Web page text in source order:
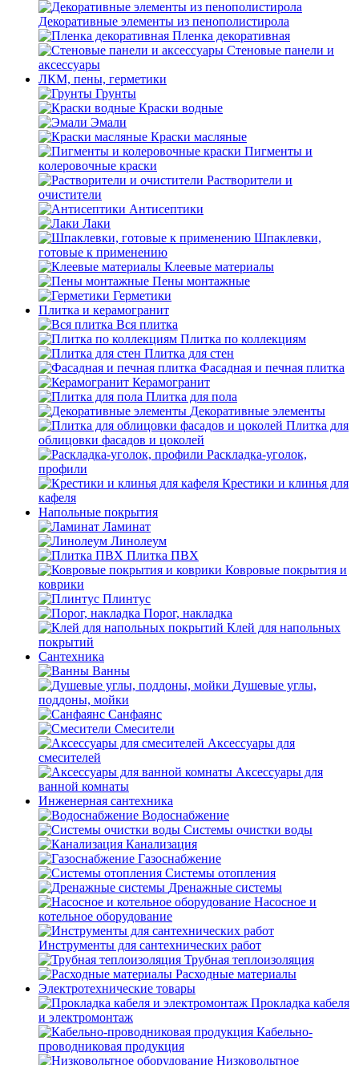
Декоративные элементы из пенополистирола
Пленка декоративная
Стеновые панели и
аксессуары
ЛКМ, пены, герметики
Грунты
Краски водные
Эмали
Краски масляные
Пигменты и
колеровочные краски
Растворители и
очистители
Антисептики
Лаки
Шпаклевки,
готовые к применению
Клеевые материалы
Пены монтажные
Герметики
Плитка и керамогранит
Вся плитка
Плитка по коллекциям
Плитка для стен
Фасадная и печная плитка
Керамогранит
Плитка для пола
Декоративные элементы
Плитка для
облицовки фасадов и цоколей
Раскладка-уголок,
профили
Крестики и клинья для
кафеля
Напольные покрытия
Ламинат
Линолеум
Плитка ПВХ
Ковровые покрытия и
коврики
Плинтус
Порог, накладка
Клей для напольных
покрытий
Сантехника
Ванны
Душевые углы,
поддоны, мойки
Санфаянс
Смесители
Аксессуары для
смесителей
Аксессуары для
ванной комнаты
Инженерная сантехника
Водоснабжение
Системы очистки воды
Канализация
Газоснабжение
Системы отопления
Дренажные системы
Насосное и
котельное оборудование
Инструменты для сантехнических работ
Трубная теплоизоляция
Расходные материалы
Электротехнические товары
Прокладка кабеля
и электромонтаж
Кабельно-
проводниковая продукция
Низковольтное